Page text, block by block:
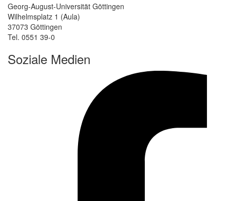
Georg-August-Universität Göttingen
Wilhelmsplatz 1 (Aula)
37073 Göttingen
Tel. 0551 39-0
Soziale Medien